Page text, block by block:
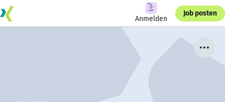
Anmelden
Job posten